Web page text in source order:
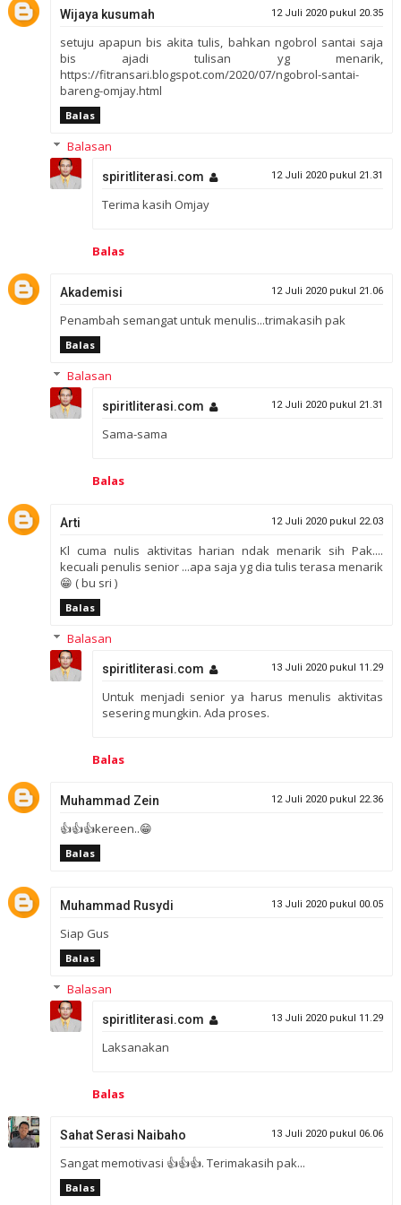
Wijaya kusumah 12 Juli 2020 pukul 20.35
setuju apapun bis akita tulis, bahkan ngobrol santai saja
bis ajadi tulisan yg menarik,
https://fitransari.blogspot.com/2020/07/ngobrol-santai-
bareng-omjay.html
Balas
Balasan
spiritliterasi.com 12 Juli 2020 pukul 21.31
Terima kasih Omjay
Balas
Akademisi 12 Juli 2020 pukul 21.06
Penambah semangat untuk menulis...trimakasih pak
Balas
Balasan
spiritliterasi.com 12 Juli 2020 pukul 21.31
Sama-sama
Balas
Arti 12 Juli 2020 pukul 22.03
Kl cuma nulis aktivitas harian ndak menarik sih Pak....
kecuali penulis senior ...apa saja yg dia tulis terasa menarik
😁 ( bu sri )
Balas
Balasan
spiritliterasi.com 13 Juli 2020 pukul 11.29
Untuk menjadi senior ya harus menulis aktivitas
sesering mungkin. Ada proses.
Balas
Muhammad Zein 12 Juli 2020 pukul 22.36
👍👍👍kereen..😁
Balas
Muhammad Rusydi 13 Juli 2020 pukul 00.05
Siap Gus
Balas
Balasan
spiritliterasi.com 13 Juli 2020 pukul 11.29
Laksanakan
Balas
Sahat Serasi Naibaho 13 Juli 2020 pukul 06.06
Sangat memotivasi 👍👍👍. Terimakasih pak...
Balas